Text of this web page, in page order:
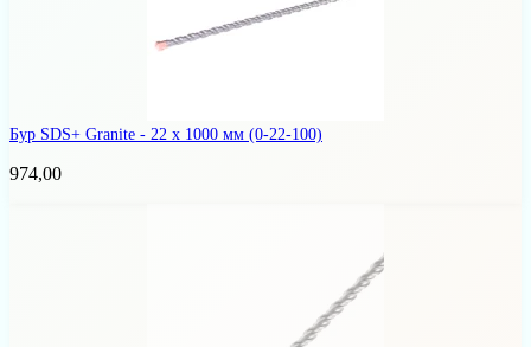
Бур SDS+ Granite - 22 x 1000 мм (0-22-100)
974,00